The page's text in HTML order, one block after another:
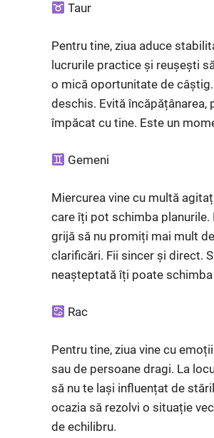
Taur
Pentru tine, ziua aduce
lucrurile practice și reușești
o mică oportunitate de
deschis. Evită
împăcat cu tine. Este un
Gemeni
Miercurea vine cu multă
care îți pot schimba
grijă să nu promiți mai mult
clarificări. Fii sincer și direct.
neașteptată îți poate
Rac
Pentru tine, ziua vine cu
sau de persoane dragi. La
să nu te lași influențat de
ocazia să rezolvi o situație
de echilibru.